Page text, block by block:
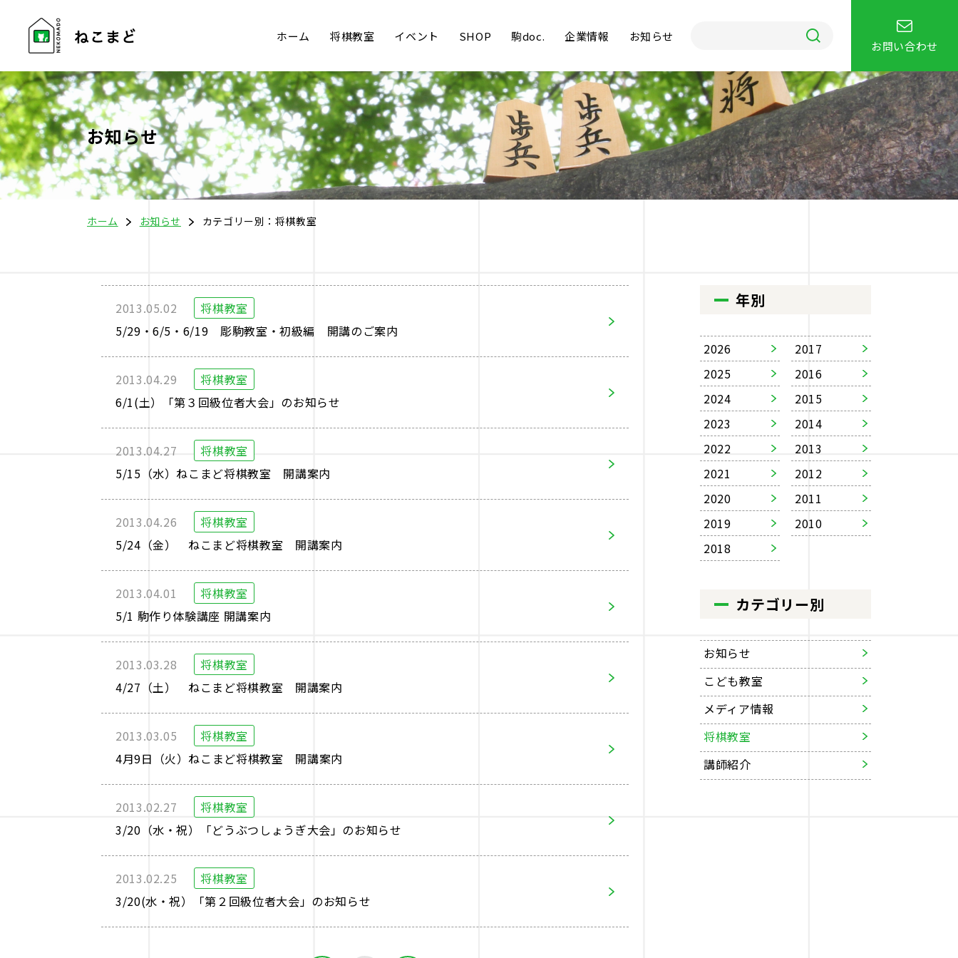
ホーム 将棋教室 イベント SHOP 駒doc. 企業情報 お知らせ
お問い合わせ
お知らせ
ホーム お知らせ カテゴリー別：将棋教室
2013.05.02
将棋教室
5/29・6/5・6/19 彫駒教室・初級編 開講のご案内
2013.04.29
将棋教室
6/1(土）「第３回級位者大会」のお知らせ
2013.04.27
将棋教室
5/15（水）ねこまど将棋教室 開講案内
2013.04.26
将棋教室
5/24（金） ねこまど将棋教室 開講案内
2013.04.01
将棋教室
5/1 駒作り体験講座 開講案内
2013.03.28
将棋教室
4/27（土） ねこまど将棋教室 開講案内
2013.03.05
将棋教室
4月9日（火）ねこまど将棋教室 開講案内
2013.02.27
将棋教室
3/20（水・祝）「どうぶつしょうぎ大会」のお知らせ
2013.02.25
将棋教室
3/20(水・祝）「第２回級位者大会」のお知らせ
年別
2026
2025
2024
2023
2022
2021
2020
2019
2018
2017
2016
2015
2014
2013
2012
2011
2010
カテゴリー別
お知らせ
こども教室
メディア情報
将棋教室
講師紹介